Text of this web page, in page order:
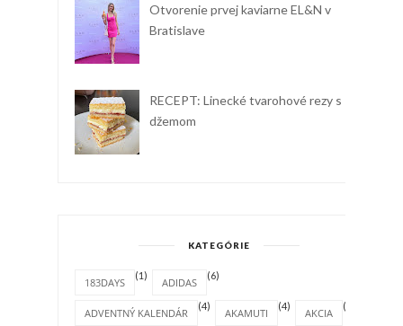
Otvorenie prvej kaviarne EL&N v
Bratislave
RECEPT: Linecké tvarohové rezy s
džemom
KATEGÓRIE
183DAYS
(1)
ADIDAS
(6)
ADVENTNÝ KALENDÁR
(4)
AKAMUTI
(4)
AKCIA
(1)